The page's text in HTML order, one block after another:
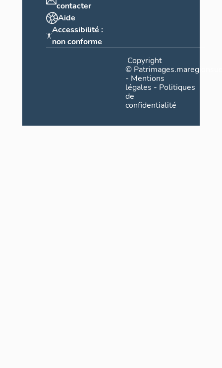
contacter
Aide
Accessibilité :
non conforme
Copyright
©
- Mentions
légales - Politiques
de
confidentialité